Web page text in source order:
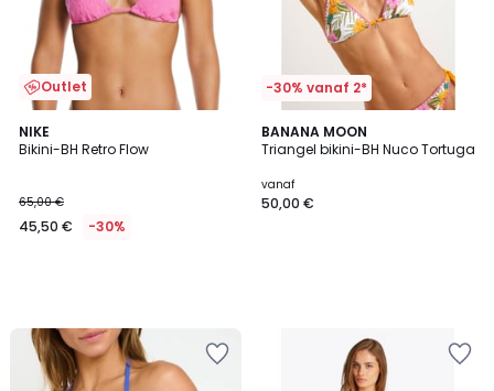
Outlet
NIKE
Bikini-BH Retro Flow
65,00 €
45,50 € -30%
-30% vanaf 2*
BANANA MOON
Triangel bikini-BH Nuco Tortuga
vanaf
50,00 €